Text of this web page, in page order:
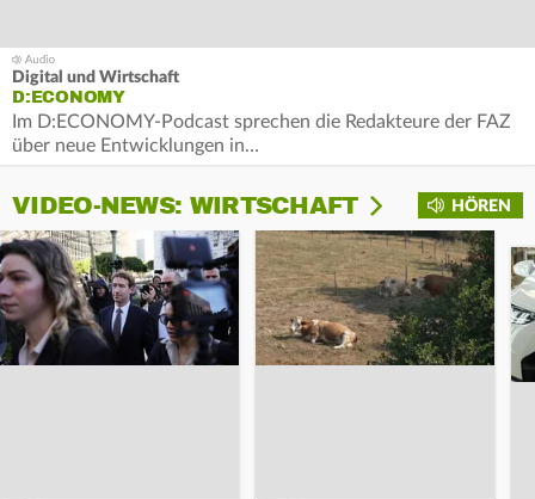
Digital und Wirtschaft
D:ECONOMY
Im D:ECONOMY-Podcast sprechen die Redakteure der FAZ
über neue Entwicklungen in…
HÖREN
VIDEO-NEWS: WIRTSCHAFT